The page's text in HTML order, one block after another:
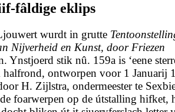
fâldige eklips
wurdt in grutte
Nijverheid en Kunst, door Friezen
Ynstjoerd stik nû. 159a is ‘eene
ontworpen voor 1 Januarij
H. Zijlstra, ondermeester te
foarwerpen op de útstalling hifket,